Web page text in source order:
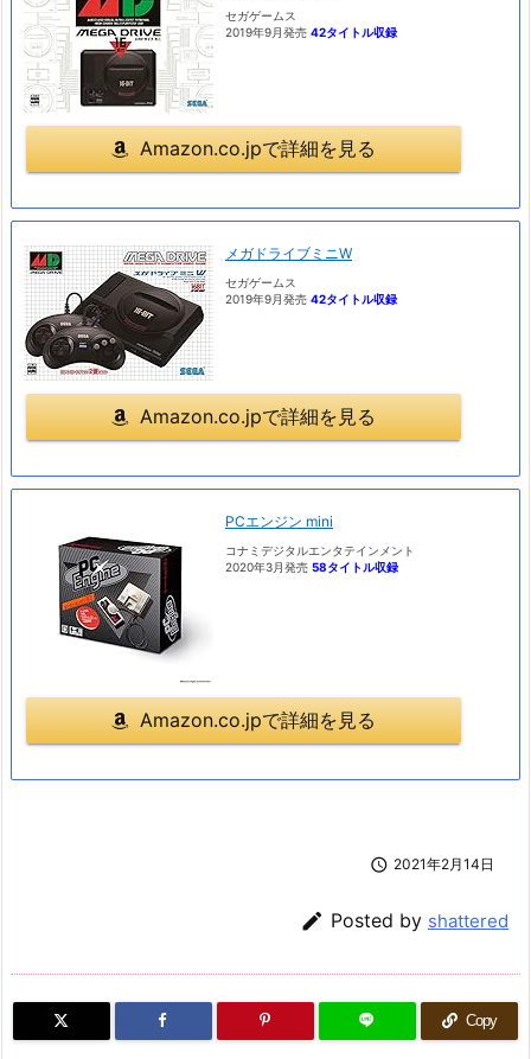
セガゲームス
2019年9月発売 42タイトル収録
Amazon.co.jpで詳細を見る
メガドライブミニW
セガゲームス
2019年9月発売 42タイトル収録
Amazon.co.jpで詳細を見る
PCエンジン mini
コナミデジタルエンタテインメント
2020年3月発売 58タイトル収録
Amazon.co.jpで詳細を見る
 2021年2月14日
 Posted by shattered
Copy